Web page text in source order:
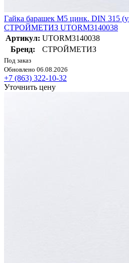
Гайка барашек М5 цинк. DIN 315
СТРОЙМЕТИЗ UTORM3140038
Артикул: UTORM3140038
Бренд:
СТРОЙМЕТИЗ
Под заказ
Обновлено 06.08.2026
+7 (863) 322-10-32
Уточнить цену